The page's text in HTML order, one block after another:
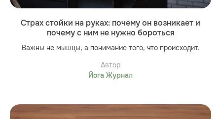
Страх стойки на руках: почему он возникает и
почему с ним не нужно бороться
Важны не мышцы, а понимание того, что происходит.
Автор
Йога Журнал